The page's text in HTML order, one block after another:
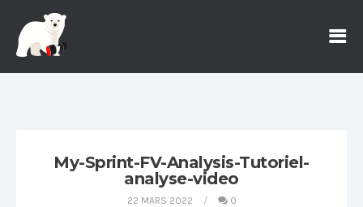
My-Sprint-FV-Analysis-Tutoriel-
analyse-video
22 MARS 2022 0